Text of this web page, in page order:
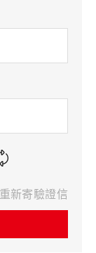
重新寄驗證信